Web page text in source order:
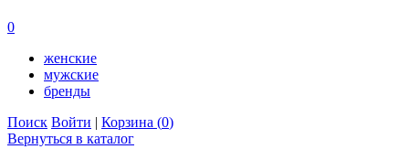
0
женские
мужские
бренды
Поиск Войти | Корзина (0)
Вернуться в каталог